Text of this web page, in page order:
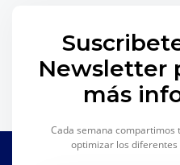
Newsletter
más
Cada semana compartimos
optimizar los